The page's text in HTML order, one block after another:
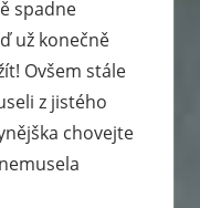
spadne
už konečně
Ovšem stále
z jistého
chovejte